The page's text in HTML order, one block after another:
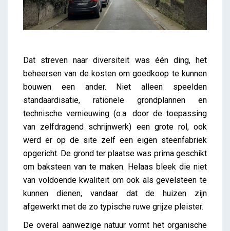
Dat streven naar diversiteit was één ding, het
beheersen van de kosten om goedkoop te kunnen
bouwen een ander. Niet alleen speelden
standaardisatie, rationele grondplannen en
technische vernieuwing (o.a. door de toepassing
van zelfdragend schrijnwerk) een grote rol, ook
werd er op de site zelf een eigen steenfabriek
opgericht. De grond ter plaatse was prima geschikt
om baksteen van te maken. Helaas bleek die niet
van voldoende kwaliteit om ook als gevelsteen te
kunnen dienen, vandaar dat de huizen zijn
afgewerkt met de zo typische ruwe grijze pleister.
De overal aanwezige natuur vormt het organische